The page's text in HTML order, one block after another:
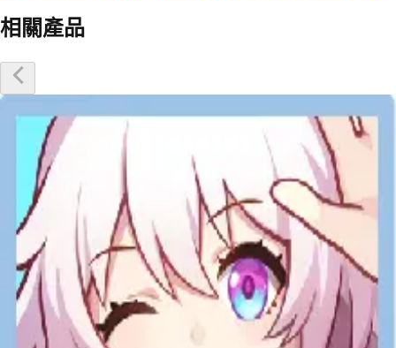
相關產品